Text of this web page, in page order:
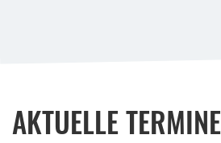
AKTUELLE TERMINE